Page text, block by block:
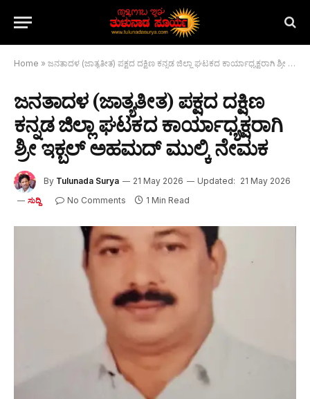
Home » ಜನತಾದಳ (ಜಾತ್ಯತೀತ) ಪಕ್ಷದ ದಕ್ಷಿಣ ಕನ್ನಡ ಜಿಲ್ಲಾ ಘಟಕದ ಕಾರ್ಯಾಧ್ಯಕ್ಷರಾಗಿ ಶ್ರೀ ಇಕ್ಬಲ್ ಅಹಮದ್ ಮುಲ್ಕಿ ನೇಮಕ
ಜನತಾದಳ (ಜಾತ್ಯತೀತ) ಪಕ್ಷದ ದಕ್ಷಿಣ
ಕನ್ನಡ ಜಿಲ್ಲಾ ಘಟಕದ ಕಾರ್ಯಾಧ್ಯಕ್ಷರಾಗಿ
ಶ್ರೀ ಇಕ್ಬಲ್ ಅಹಮದ್ ಮುಲ್ಕಿ ನೇಮಕ
By Tulunada Surya 21 May 2026 Updated: 21 May 2026
ಸುದ್ದಿ No Comments 1 Min Read